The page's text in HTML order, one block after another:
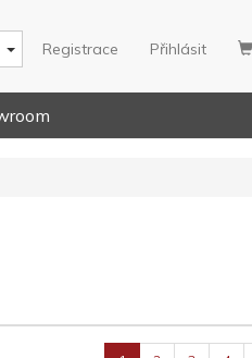
Registrace Přihlásit